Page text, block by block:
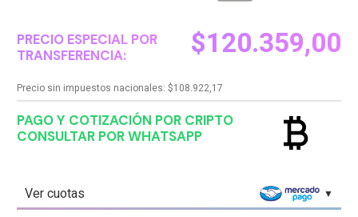
PRECIO ESPECIAL POR
TRANSFERENCIA:
$120.359,00
Precio sin impuestos nacionales: $108.922,17
PAGO Y COTIZACIÓN POR CRIPTO
CONSULTAR POR WHATSAPP
currency_bitcoin
Ver cuotas